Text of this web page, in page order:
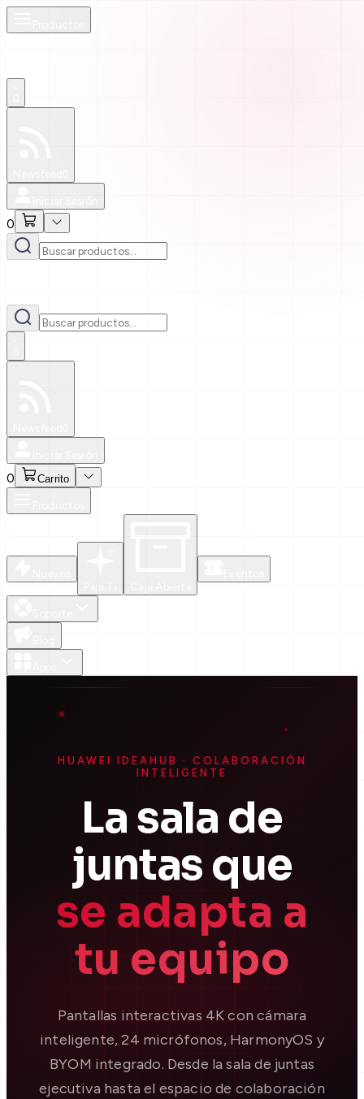
0
0
0 Carrito
Para Ti
Caja Abierta
HUAWEI IDEAHUB · COLABORACIÓN
INTELIGENTE
La sala de
juntas que
se adapta a
tu equipo
Pantallas interactivas 4K con cámara
inteligente, 24 micrófonos, HarmonyOS y
BYOM integrado. Desde la sala de juntas
ejecutiva hasta el espacio de colaboración